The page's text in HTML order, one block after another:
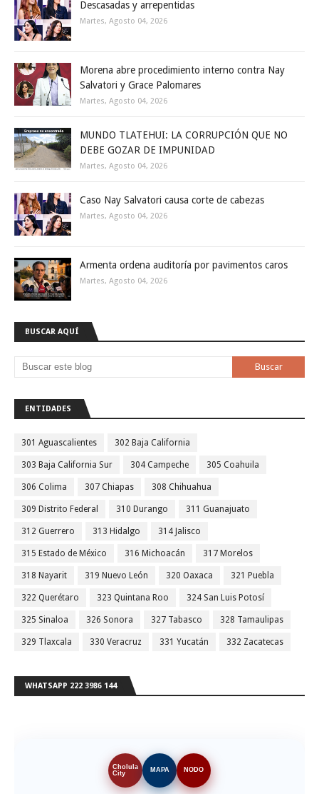
Descasadas y arrepentidas
Martes, Agosto 04, 2026
Morena abre procedimiento interno contra Nay
Salvatori y Grace Palomares
Martes, Agosto 04, 2026
MUNDO TLATEHUI: LA CORRUPCIÓN QUE NO
DEBE GOZAR DE IMPUNIDAD
Martes, Agosto 04, 2026
Caso Nay Salvatori causa corte de cabezas
Martes, Agosto 04, 2026
Armenta ordena auditoría por pavimentos caros
Martes, Agosto 04, 2026
BUSCAR AQUÍ
ENTIDADES
301 Aguascalientes 302 Baja California
303 Baja California Sur 304 Campeche 305 Coahuila
306 Colima 307 Chiapas 308 Chihuahua
309 Distrito Federal 310 Durango 311 Guanajuato
312 Guerrero 313 Hidalgo 314 Jalisco
315 Estado de México 316 Michoacán 317 Morelos
318 Nayarit 319 Nuevo León 320 Oaxaca 321 Puebla
322 Querétaro 323 Quintana Roo 324 San Luis Potosí
325 Sinaloa 326 Sonora 327 Tabasco 328 Tamaulipas
329 Tlaxcala 330 Veracruz 331 Yucatán 332 Zacatecas
WHATSAPP 222 3986 144
Cholula
City
MAPA NODO